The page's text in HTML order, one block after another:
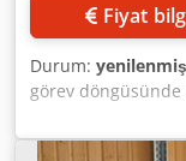
Fiyat
Durum:
görev döngüsünde
45,4 kA Elektrot
mm --- Kontrol: